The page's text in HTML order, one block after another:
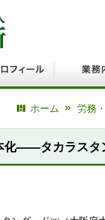
ホーム
労務
化――タカラスタ